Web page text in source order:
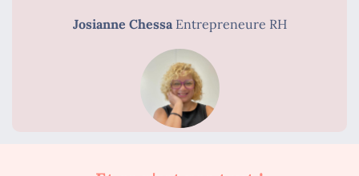
Josianne Chessa Entrepreneure RH